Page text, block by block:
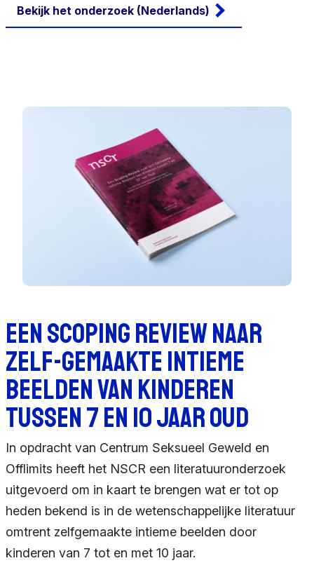
Bekijk het onderzoek (Nederlands)
Een Scoping Review naar
Zelf-Gemaakte Intieme
Beelden van Kinderen
tussen 7 en 10 Jaar Oud
In opdracht van Centrum Seksueel Geweld en
Offlimits heeft het NSCR een literatuuronderzoek
uitgevoerd om in kaart te brengen wat er tot op
heden bekend is in de wetenschappelijke literatuur
omtrent zelfgemaakte intieme beelden door
kinderen van 7 tot en met 10 jaar.